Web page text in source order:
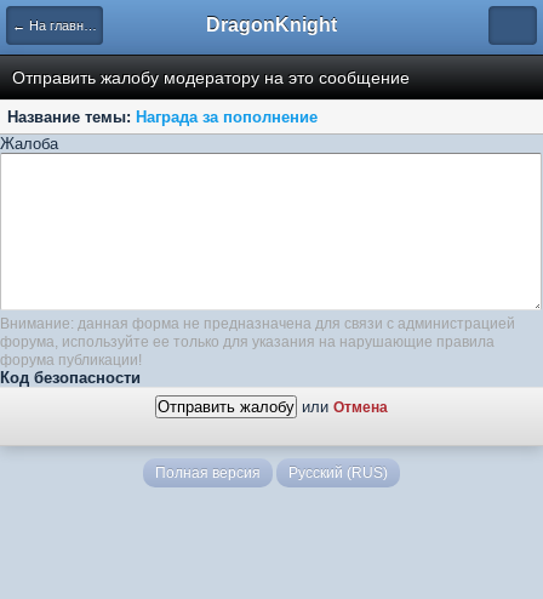
← На главную DragonKnight
Отправить жалобу модератору на это сообщение
Название темы: Награда за пополнение
Жалоба
Внимание: данная форма не предназначена для связи с администрацией
форума, используйте ее только для указания на нарушающие правила
форума публикации!
Код безопасности
или Отмена
Полная версия Русский (RUS)